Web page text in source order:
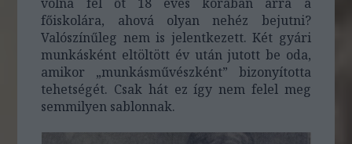
főiskolára, ahová olyan nehéz bejutni?
Valószínűleg nem is jelentkezett. Két gyári
munkásként eltöltött év után jutott be oda,
amikor „munkásművészként” bizonyította
tehetségét. Csak hát ez így nem felel meg
semmilyen sablonnak.